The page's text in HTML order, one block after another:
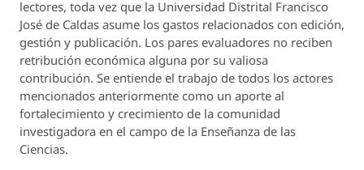
lectores, toda vez que la Universidad Distrital Francisco
José de Caldas asume los gastos relacionados con edición,
gestión y publicación. Los pares evaluadores no reciben
retribución económica alguna por su valiosa
contribución. Se entiende el trabajo de todos los actores
mencionados anteriormente como un aporte al
fortalecimiento y crecimiento de la comunidad
investigadora en el campo de la Enseñanza de las
Ciencias.